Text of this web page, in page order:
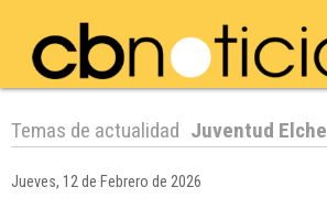
Temas de actualidad Juventud Elche
Jueves, 12 de Febrero de 2026